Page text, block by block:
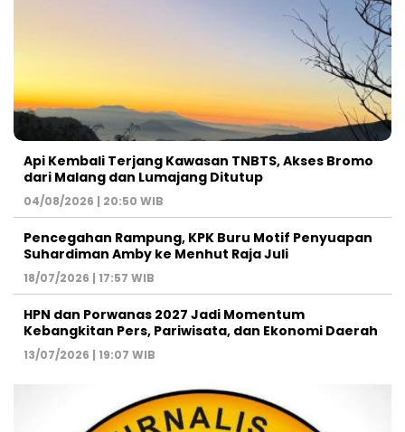
Api Kembali Terjang Kawasan TNBTS, Akses Bromo
dari Malang dan Lumajang Ditutup
04/08/2026 | 20:50 WIB
Pencegahan Rampung, KPK Buru Motif Penyuapan
Suhardiman Amby ke Menhut Raja Juli
18/07/2026 | 17:57 WIB
HPN dan Porwanas 2027 Jadi Momentum
Kebangkitan Pers, Pariwisata, dan Ekonomi Daerah
13/07/2026 | 19:07 WIB